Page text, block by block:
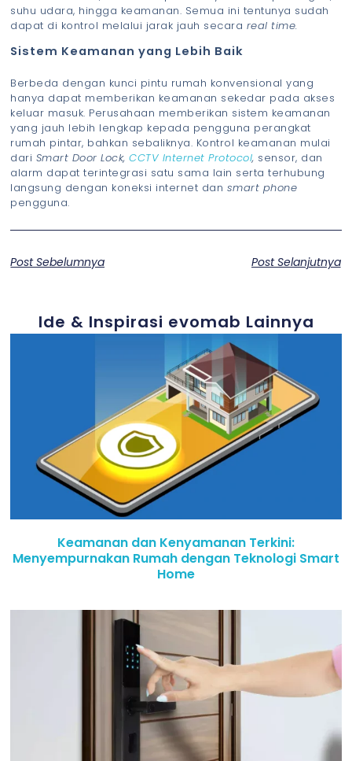
suhu udara, hingga keamanan. Semua ini tentunya sudah
dapat di kontrol melalui jarak jauh secara real time.
Sistem Keamanan yang Lebih Baik
Berbeda dengan kunci pintu rumah konvensional yang
hanya dapat memberikan keamanan sekedar pada akses
keluar masuk. Perusahaan memberikan sistem keamanan
yang jauh lebih lengkap kepada pengguna perangkat
rumah pintar, bahkan sebaliknya. Kontrol keamanan mulai
dari Smart Door Lock,CCTV Internet Protocol, sensor, dan
alarm dapat terintegrasi satu sama lain serta terhubung
langsung dengan koneksi internet dan smart phone
pengguna.
Post Sebelumnya Post Selanjutnya
Ide & Inspirasi evomab Lainnya
Keamanan dan Kenyamanan Terkini:
Menyempurnakan Rumah dengan Teknologi Smart
Home